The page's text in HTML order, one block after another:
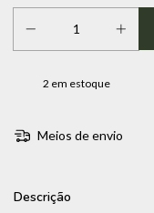
2 em estoque
Meios de envio
Descrição